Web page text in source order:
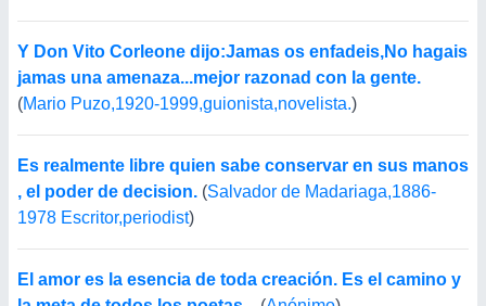
Y Don Vito Corleone dijo:Jamas os enfadeis,No hagais
jamas una amenaza...mejor razonad con la gente.
(Mario Puzo,1920-1999,guionista,novelista.)
Es realmente libre quien sabe conservar en sus manos
, el poder de decision. (Salvador de Madariaga,1886-
1978 Escritor,periodist)
El amor es la esencia de toda creación. Es el camino y